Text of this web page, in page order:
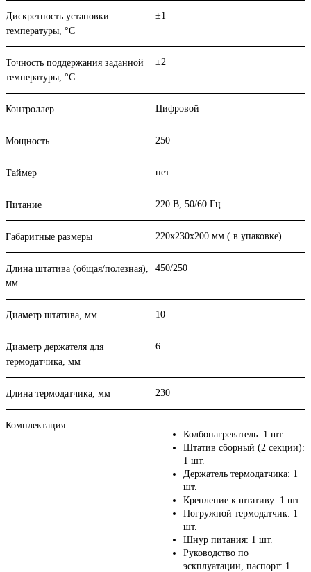
Дискретность установки
температуры, °С
±1
Точность поддержания заданной
температуры, °С
±2
Контроллер Цифровой
Мощность 250
Таймер нет
Питание 220 В, 50/60 Гц
Габаритные размеры 220х230х200 мм ( в упаковке)
Длина штатива (общая/полезная),
мм
450/250
Диаметр штатива, мм 10
Диаметр держателя для
термодатчика, мм
6
Длина термодатчика, мм 230
Комплектация
Колбонагреватель: 1 шт.
Штатив сборный (2 секции):
1 шт.
Держатель термодатчика: 1
шт.
Крепление к штативу: 1 шт.
Погружной термодатчик: 1
шт.
Шнур питания: 1 шт.
Руководство по
эскплуатации, паспорт: 1